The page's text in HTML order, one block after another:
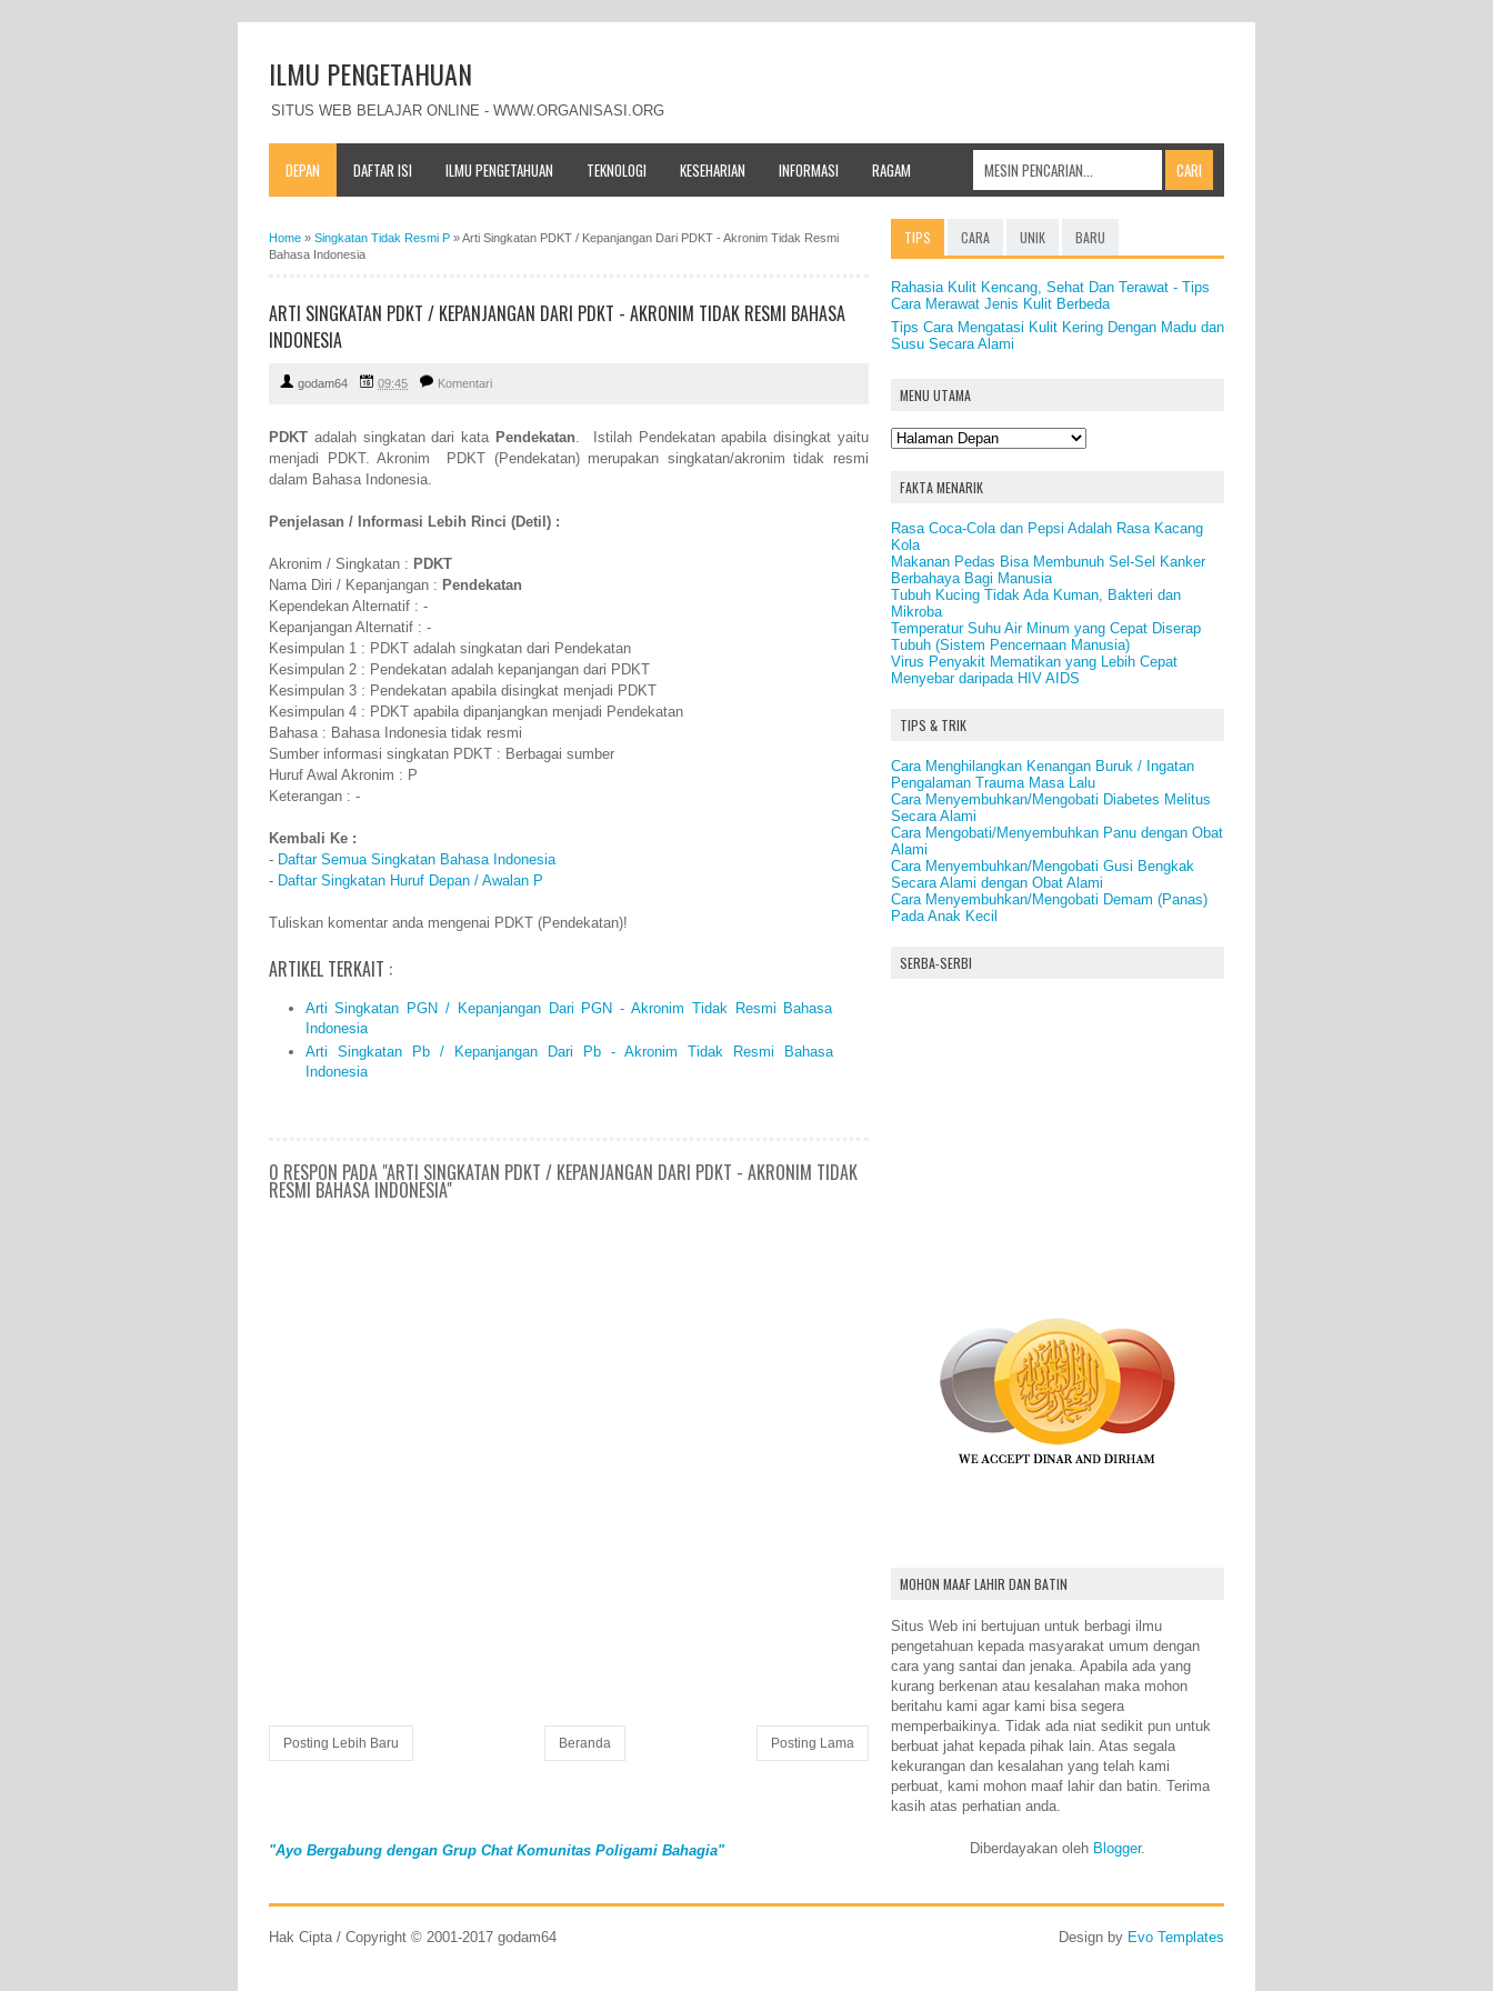
ILMU PENGETAHUAN
SITUS WEB BELAJAR ONLINE - WWW.ORGANISASI.ORG
DEPAN DAFTAR ISI ILMU PENGETAHUAN TEKNOLOGI KESEHARIAN INFORMASI RAGAM
Home » Singkatan Tidak Resmi P »Arti Singkatan PDKT / Kepanjangan Dari PDKT - Akronim Tidak Resmi
Bahasa Indonesia
ARTI SINGKATAN PDKT / KEPANJANGAN DARI PDKT - AKRONIM TIDAK RESMI BAHASA
INDONESIA
godam64 09:45 Komentari
PDKT adalah singkatan dari kata Pendekatan. Istilah Pendekatan apabila disingkat yaitu
menjadi PDKT. Akronim PDKT (Pendekatan) merupakan singkatan/akronim tidak resmi
dalam Bahasa Indonesia.
Penjelasan / Informasi Lebih Rinci (Detil) :
Akronim / Singkatan : PDKT
Nama Diri / Kepanjangan : Pendekatan
Kependekan Alternatif : -
Kepanjangan Alternatif : -
Kesimpulan 1 : PDKT adalah singkatan dari Pendekatan
Kesimpulan 2 : Pendekatan adalah kepanjangan dari PDKT
Kesimpulan 3 : Pendekatan apabila disingkat menjadi PDKT
Kesimpulan 4 : PDKT apabila dipanjangkan menjadi Pendekatan
Bahasa : Bahasa Indonesia tidak resmi
Sumber informasi singkatan PDKT : Berbagai sumber
Huruf Awal Akronim : P
Keterangan : -
Kembali Ke :
- Daftar Semua Singkatan Bahasa Indonesia
- Daftar Singkatan Huruf Depan / Awalan P
Tuliskan komentar anda mengenai PDKT (Pendekatan)!
ARTIKEL TERKAIT :
Arti Singkatan PGN / Kepanjangan Dari PGN - Akronim Tidak Resmi Bahasa
Indonesia
Arti Singkatan Pb / Kepanjangan Dari Pb - Akronim Tidak Resmi Bahasa
Indonesia
0 RESPON PADA "ARTI SINGKATAN PDKT / KEPANJANGAN DARI PDKT - AKRONIM TIDAK
RESMI BAHASA INDONESIA"
Posting Lebih Baru Posting Lama
Beranda
"Ayo Bergabung dengan Grup Chat Komunitas Poligami Bahagia"
TIPS CARA UNIK BARU
Rahasia Kulit Kencang, Sehat Dan Terawat - Tips
Cara Merawat Jenis Kulit Berbeda
Tips Cara Mengatasi Kulit Kering Dengan Madu dan
Susu Secara Alami
MENU UTAMA
FAKTA MENARIK
Rasa Coca-Cola dan Pepsi Adalah Rasa Kacang
Kola
Makanan Pedas Bisa Membunuh Sel-Sel Kanker
Berbahaya Bagi Manusia
Tubuh Kucing Tidak Ada Kuman, Bakteri dan
Mikroba
Temperatur Suhu Air Minum yang Cepat Diserap
Tubuh (Sistem Pencernaan Manusia)
Virus Penyakit Mematikan yang Lebih Cepat
Menyebar daripada HIV AIDS
TIPS & TRIK
Cara Menghilangkan Kenangan Buruk / Ingatan
Pengalaman Trauma Masa Lalu
Cara Menyembuhkan/Mengobati Diabetes Melitus
Secara Alami
Cara Mengobati/Menyembuhkan Panu dengan Obat
Alami
Cara Menyembuhkan/Mengobati Gusi Bengkak
Secara Alami dengan Obat Alami
Cara Menyembuhkan/Mengobati Demam (Panas)
Pada Anak Kecil
SERBA-SERBI
MOHON MAAF LAHIR DAN BATIN
Situs Web ini bertujuan untuk berbagi ilmu
pengetahuan kepada masyarakat umum dengan
cara yang santai dan jenaka. Apabila ada yang
kurang berkenan atau kesalahan maka mohon
beritahu kami agar kami bisa segera
memperbaikinya. Tidak ada niat sedikit pun untuk
berbuat jahat kepada pihak lain. Atas segala
kekurangan dan kesalahan yang telah kami
perbuat, kami mohon maaf lahir dan batin. Terima
kasih atas perhatian anda.
Diberdayakan oleh Blogger.
Hak Cipta / Copyright © 2001-2017 godam64 Design by Evo Templates